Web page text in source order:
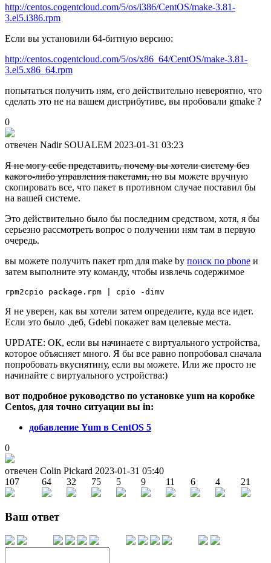
http://centos.cogentcloud.com/5/os/i386/CentOS/make-3.81-
3.el5.i386.rpm
Если вы установили 64-битную версию:
http://centos.cogentcloud.com/5/os/x86_64/CentOS/make-3.81-
3.el5.x86_64.rpm
попытаться получить ням, его действительно невероятно, что
сделать это не на вашем дистрибутиве, вы пробовали gmake ?
0
отвечен Nadir SOUALEM 2023-01-31 03:23
Я не могу себе представить, почему вы хотели систему без
какого-либо управления пакетами, но вы можете вручную
скопировать все, что пакет в противном случае поставил бы
на вашей системе.
Это действительно было бы последним средством, хотя, я бы
серьезно рассмотреть вопрос о получении ням там в первую
очередь.
вы можете получить пакет rpm для make by поиск по pbone и
затем выполните эту команду, чтобы извлечь содержимое
Я не уверен, как вы хотели затем определите, куда все идет.
Если это было .деб, Gdebi покажет вам целевые места.
UPDATE: ОК, если вы начинаете с виртуального устройства,
которое объясняет много. Я бы все равно попробовал сначала
попробовать вкуснятину, если вы можете. Или же просто не
начинайте с виртуального устройства:)
вот подробное руководство по установке yum на коробке
Centos, для точно ситуации вы in:
добавление Yum в CentOS 5
0
отвечен Colin Pickard 2023-01-31 05:40
107
64 32 75 5 9 11 6 4 21
Ваш ответ